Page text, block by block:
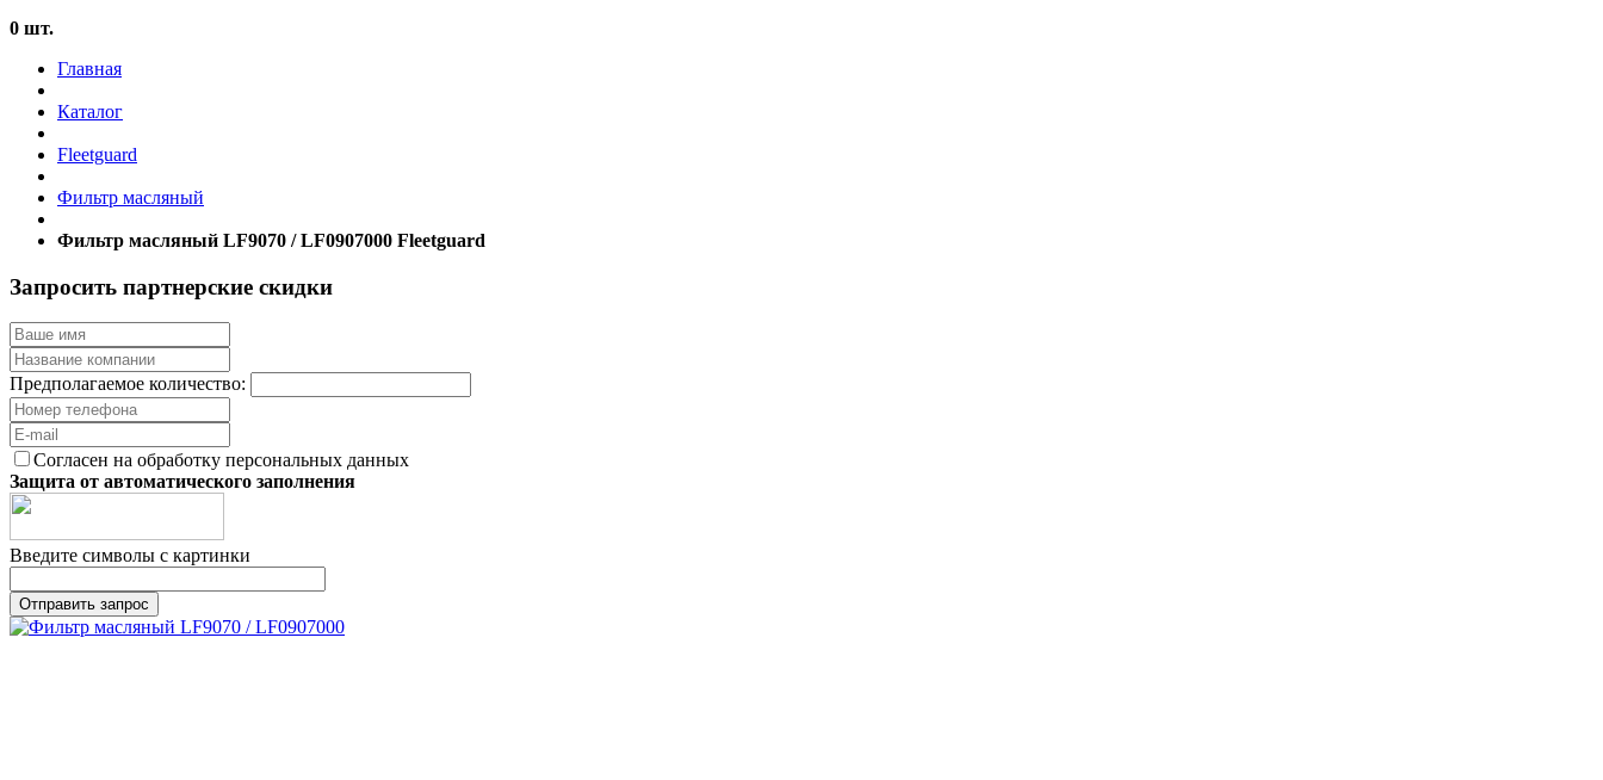
0 шт.
Главная
Каталог
Fleetguard
Фильтр масляный
Фильтр масляный LF9070 / LF0907000 Fleetguard
Запросить партнерские скидки
Предполагаемое количество:
Согласен на обработку персональных данных
Защита от автоматического заполнения
Введите символы с картинки